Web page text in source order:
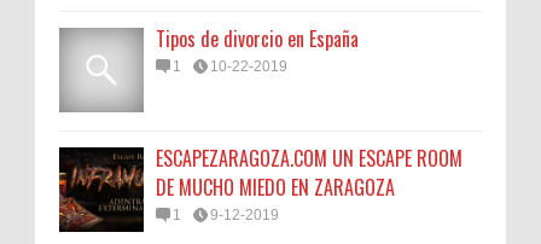
Tipos de divorcio en España
1 10-22-2019
ESCAPEZARAGOZA.COM UN ESCAPE ROOM
DE MUCHO MIEDO EN ZARAGOZA
1 9-12-2019